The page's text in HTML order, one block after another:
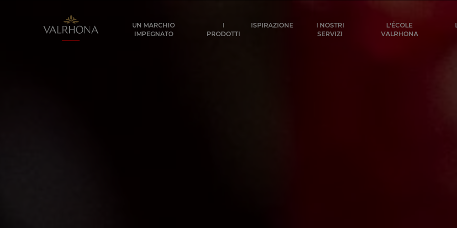
Valrhona - Imaginons le meilleur du chocolat
UN MARCHIO
IMPEGNATO
I
PRODOTTI
ISPIRAZIONE
I NOSTRI
SERVIZI
L'ÉCOLE
VALRHONA